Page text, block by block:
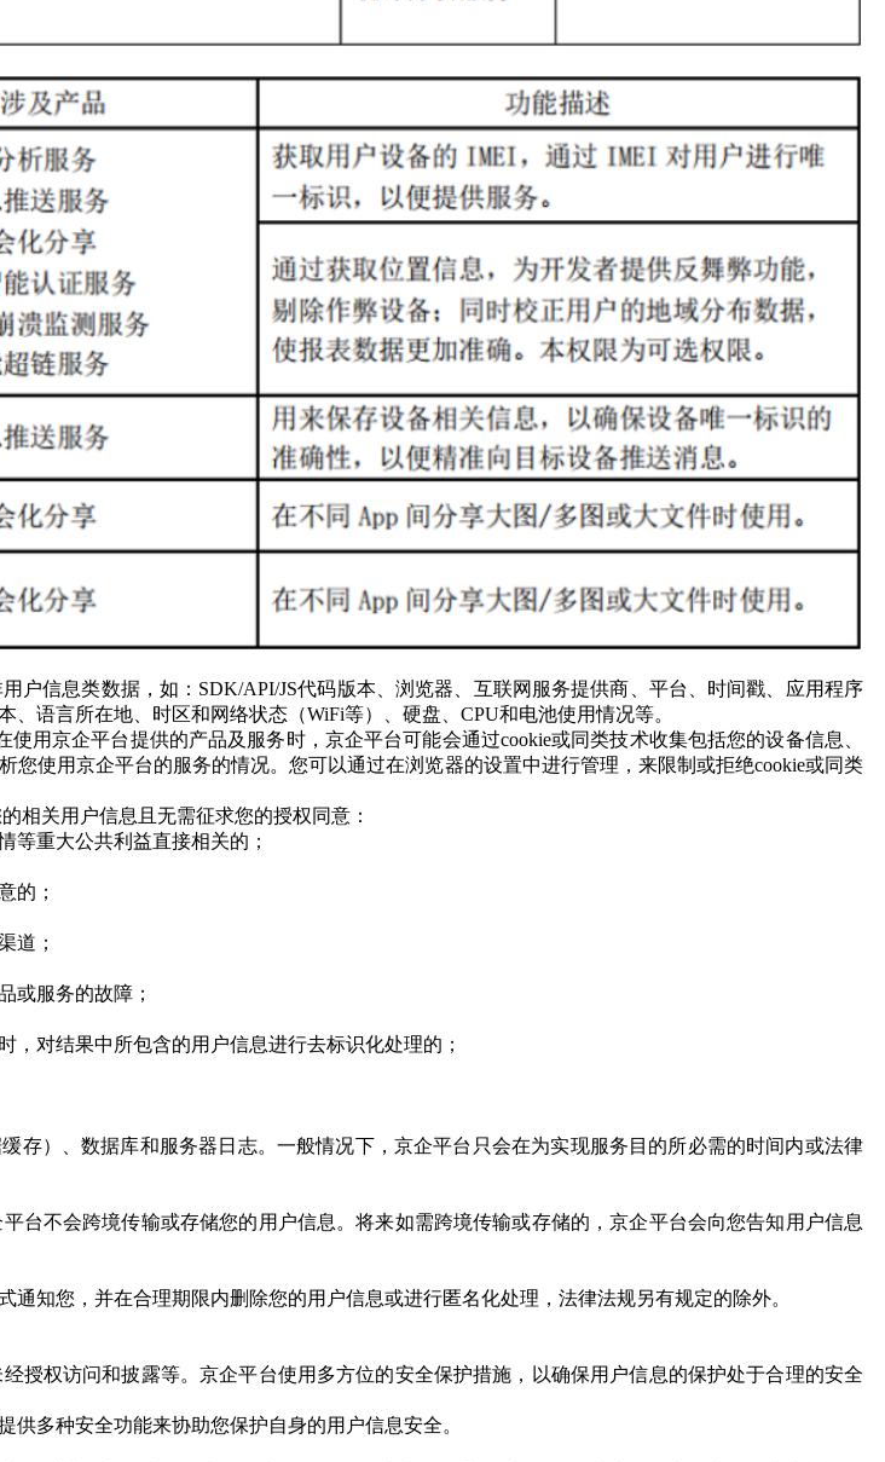
户信息类数据，如：SDK/API/JS代码版本、浏览器、互联网服务提供商、平台、时间戳、应用程序
语言所在地、时区和网络状态（WiFi等）、硬盘、CPU和电池使用情况等。
用京企平台提供的产品及服务时，京企平台可能会通过cookie或同类技术收集包括您的设备信息、
使用京企平台的服务的情况。您可以通过在浏览器的设置中进行管理，来限制或拒绝cookie或同类
相关用户信息且无需征求您的授权同意：
等重大公共利益直接相关的；
的；
道；
或服务的故障；
对结果中所包含的用户信息进行去标识化处理的；
存）、数据库和服务器日志。一般情况下，京企平台只会在为实现服务目的所必需的时间内或法律
台不会跨境传输或存储您的用户信息。将来如需跨境传输或存储的，京企平台会向您告知用户信息
知您，并在合理期限内删除您的用户信息或进行匿名化处理，法律法规另有规定的除外。
授权访问和披露等。京企平台使用多方位的安全保护措施，以确保用户信息的保护处于合理的安全
多种安全功能来协助您保护自身的用户信息安全。